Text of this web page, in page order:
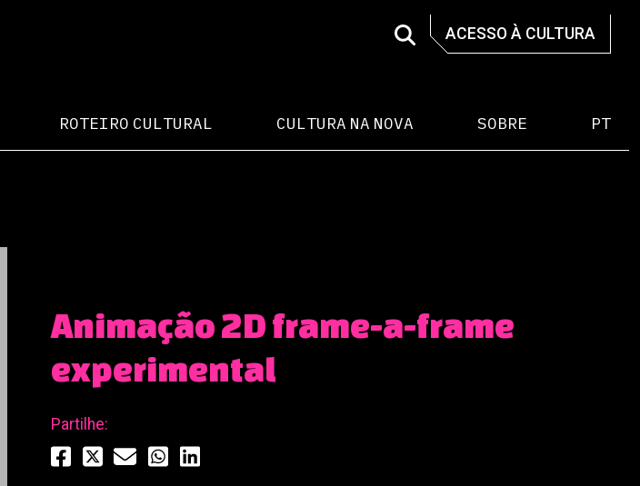
ACESSO À CULTURA
ROTEIRO CULTURAL CULTURA NA NOVA SOBRE PT
Animação 2D frame-a-frame
experimental
Partilhe: